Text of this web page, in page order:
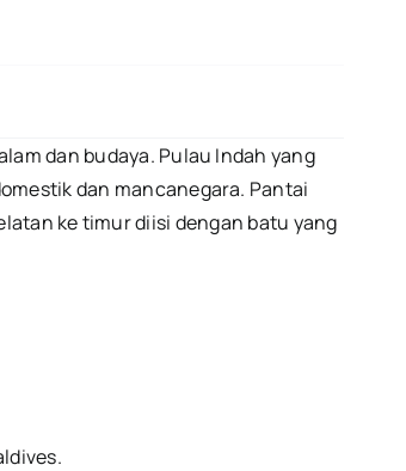
dan budaya. Pulau Indah yang
dan mancanegara. Pantai
ke timur diisi dengan batu yang